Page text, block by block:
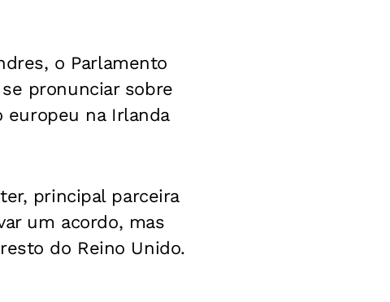
o Parlamento
pronunciar sobre
europeu na Irlanda
principal parceira
um acordo, mas
do Reino Unido.